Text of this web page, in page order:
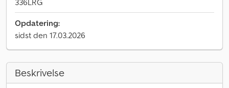
336LRG
Opdatering:
sidst den 17.03.2026
Beskrivelse